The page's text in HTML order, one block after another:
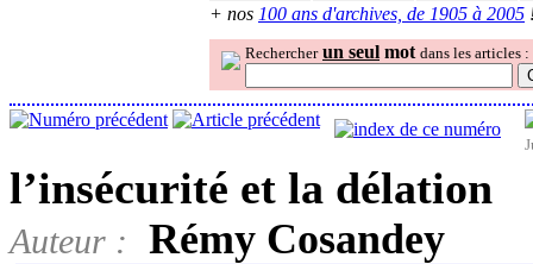
+ nos 100 ans d'archives, de 1905 à 2005
Rechercher un seul mot dans les articles :
l’insécurité et la délation
Auteur :
Rémy Cosandey